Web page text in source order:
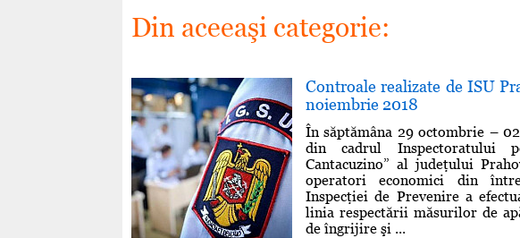
Din aceeaşi categorie:
Controale realizate de ISU
noiembrie 2018
În săptămâna 29 octombrie –
din cadrul Inspectoratului
Cantacuzino” al judeţului
operatori economici din
Inspecţiei de Prevenire a
linia respectării măsurilor de
de îngrijire şi ...